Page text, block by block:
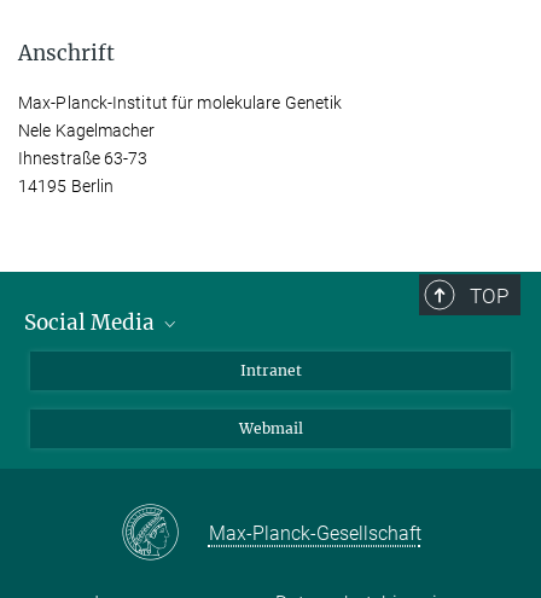
Anschrift
Max-Planck-Institut für molekulare Genetik
Nele Kagelmacher
Ihnestraße 63-73
14195 Berlin
TOP
Social Media
Intranet
Webmail
Max-Planck-Gesellschaft